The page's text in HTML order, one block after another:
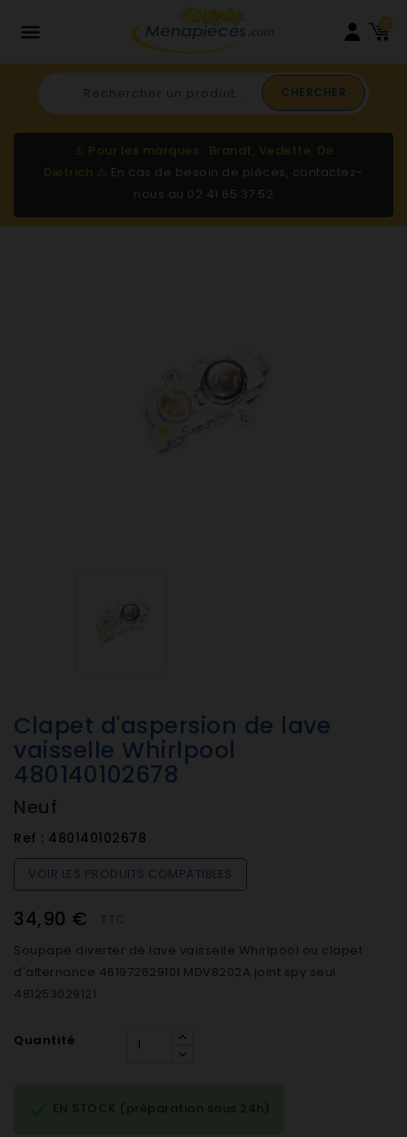
 0
CHERCHER
⚠️ Pour les marques : Brandt, Vedette, De
Dietrich ⚠️ En cas de besoin de pièces, contactez-
nous au 02 41 65 37 52
Clapet d'aspersion de lave
vaisselle Whirlpool
480140102678
Neuf
Ref : 480140102678
VOIR LES PRODUITS COMPATIBLES
34,90 €
Soupape diverter de lave vaisselle Whirlpool ou clapet
d'alternance 461972629101 MDV8202A joint spy seul
481253029121
Quantité
EN STOCK (préparation sous 24h)